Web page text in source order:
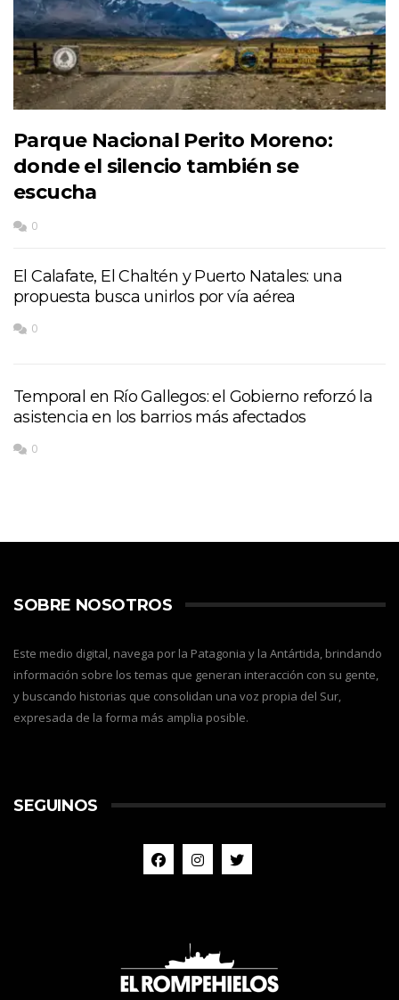
Parque Nacional Perito Moreno:
donde el silencio también se
escucha
0
El Calafate, El Chaltén y Puerto Natales: una
propuesta busca unirlos por vía aérea
0
Temporal en Río Gallegos: el Gobierno reforzó la
asistencia en los barrios más afectados
0
SOBRE NOSOTROS
Este medio digital, navega por la Patagonia y la Antártida, brindando
información sobre los temas que generan interacción con su gente,
y buscando historias que consolidan una voz propia del Sur,
expresada de la forma más amplia posible.
SEGUINOS